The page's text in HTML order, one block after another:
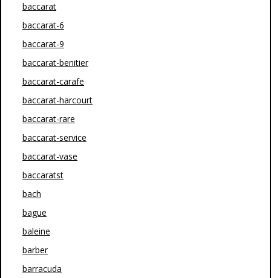
baccarat
baccarat-6
baccarat-9
baccarat-benitier
baccarat-carafe
baccarat-harcourt
baccarat-rare
baccarat-service
baccarat-vase
baccaratst
bach
bague
baleine
barber
barracuda